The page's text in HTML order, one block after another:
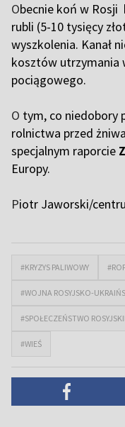
Obecnie koń w Rosji
rubli (5-10 tysięcy
wyszkolenia. Kanał
kosztów utrzymania
pociągowego.
O tym, co niedobory
rolnictwa przed
specjalnym raporcie
Europy.
Piotr Jaworski/
#KRYZYS PALIWOWY
#WOJNA ROSYJSKO-
#SPOŁECZEŃSTWO
#WIEŚ